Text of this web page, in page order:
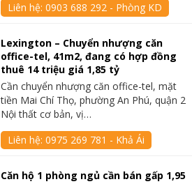
Liên hệ:0903 688 292 - Phòng KD
Lexington – Chuyển nhượng căn
office-tel, 41m2, đang có hợp đồng
thuê 14 triệu giá 1,85 tỷ
Cần chuyển nhượng căn office-tel, mặt
tiền Mai Chí Thọ, phường An Phú, quận 2
Nội thất cơ bản, vị…
Liên hệ:0975 269 781 - Khả Ái
Căn hộ 1 phòng ngủ cần bán gấp 1,95